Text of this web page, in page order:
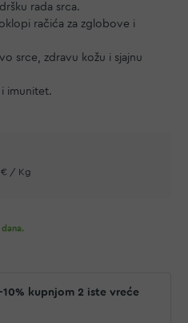
rada srca.
račića za zglobove i
srce, zdravu kožu i sjajnu
imunitet.
€ / Kg
kupnjom 2 iste vreće